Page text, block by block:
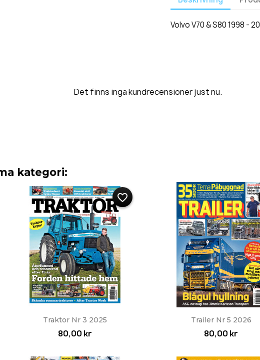
Volvo V70 & S80 1998 -
Det finns inga kundrecensioner just nu.
kategori:
Snabbvy
Traktor Nr 3 2025
80,00 kr
favorite_border
Snabbvy
Trailer Nr 5 2026
80,00 kr